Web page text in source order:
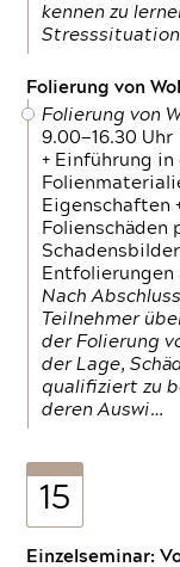
kennen zu
Folierung von
Folierung von
9.00—16.30 Uhr
+ Einführung
Eigenschaften
Folienschäden
Entfolierungen
Nach
Teilnehmer
der Folierung
der Lage,
qualifiziert zu
deren Auswi…
15
Einzelseminar: